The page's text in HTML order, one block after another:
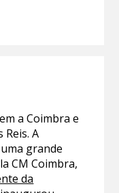
a Coimbra e
A
grande
CM Coimbra,
da